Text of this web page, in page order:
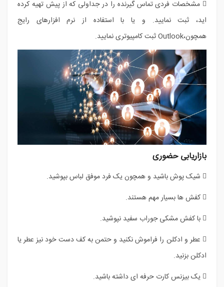
 مشخصات فردی تماس گیرنده را در جداولی که از پیش تهیه کرده
اید، ثبت نمایید. و یا با استفاده از نرم افزارهای رایج
همچون،Outlook ثبت کامپیوتری نمایید.
بازاریابی حضوری
 شیک پوش باشید و همچون یک فرد موفق لباس بپوشید.
 کفش ها بسیار مهم هستند.
 با کفش مشکی جوراب سفید نپوشید.
 عطر و ادکلن را فراموش نکنید و حتمن به کف دست خود نیز عطر یا
ادکلن بزنید.
 یک بیزنس کارت حرفه ای داشته باشید.